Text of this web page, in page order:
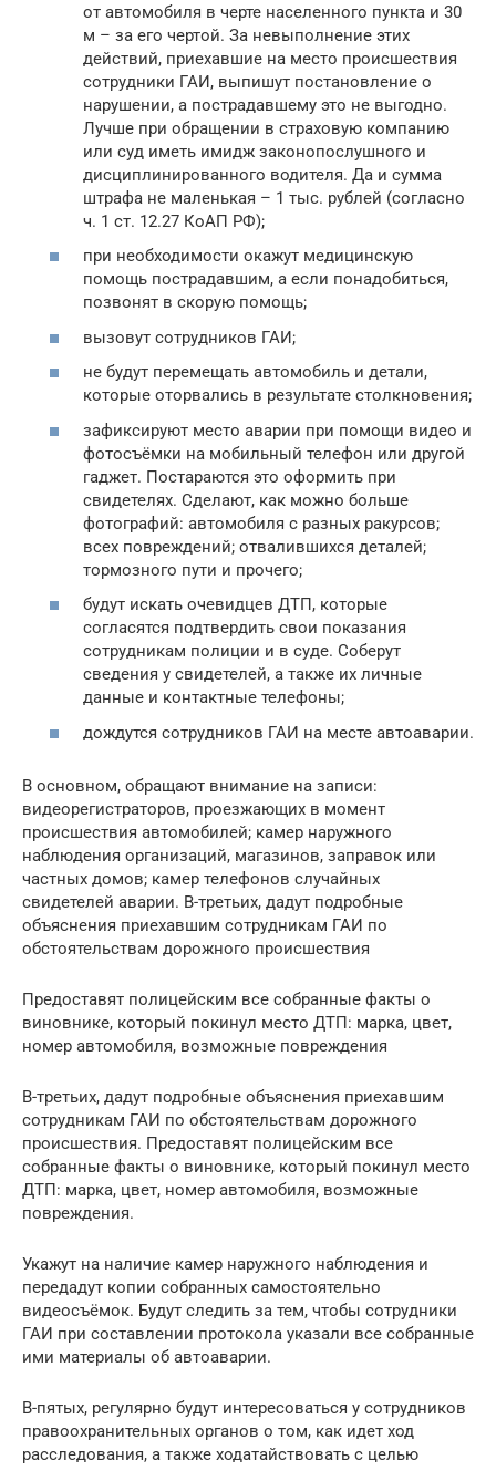
от автомобиля в черте населенного пункта и 30
м – за его чертой. За невыполнение этих
действий, приехавшие на место происшествия
сотрудники ГАИ, выпишут постановление о
нарушении, а пострадавшему это не выгодно.
Лучше при обращении в страховую компанию
или суд иметь имидж законопослушного и
дисциплинированного водителя. Да и сумма
штрафа не маленькая – 1 тыс. рублей (согласно
ч. 1 ст. 12.27 КоАП РФ);
при необходимости окажут медицинскую
помощь пострадавшим, а если понадобиться,
позвонят в скорую помощь;
вызовут сотрудников ГАИ;
не будут перемещать автомобиль и детали,
которые оторвались в результате столкновения;
зафиксируют место аварии при помощи видео и
фотосъёмки на мобильный телефон или другой
гаджет. Постараются это оформить при
свидетелях. Сделают, как можно больше
фотографий: автомобиля с разных ракурсов;
всех повреждений; отвалившихся деталей;
тормозного пути и прочего;
будут искать очевидцев ДТП, которые
согласятся подтвердить свои показания
сотрудникам полиции и в суде. Соберут
сведения у свидетелей, а также их личные
данные и контактные телефоны;
дождутся сотрудников ГАИ на месте автоаварии.
В основном, обращают внимание на записи:
видеорегистраторов, проезжающих в момент
происшествия автомобилей; камер наружного
наблюдения организаций, магазинов, заправок или
частных домов; камер телефонов случайных
свидетелей аварии. В-третьих, дадут подробные
объяснения приехавшим сотрудникам ГАИ по
обстоятельствам дорожного происшествия
Предоставят полицейским все собранные факты о
виновнике, который покинул место ДТП: марка, цвет,
номер автомобиля, возможные повреждения
В-третьих, дадут подробные объяснения приехавшим
сотрудникам ГАИ по обстоятельствам дорожного
происшествия. Предоставят полицейским все
собранные факты о виновнике, который покинул место
ДТП: марка, цвет, номер автомобиля, возможные
повреждения.
Укажут на наличие камер наружного наблюдения и
передадут копии собранных самостоятельно
видеосъёмок. Будут следить за тем, чтобы сотрудники
ГАИ при составлении протокола указали все собранные
ими материалы об автоаварии.
В-пятых, регулярно будут интересоваться у сотрудников
правоохранительных органов о том, как идет ход
расследования, а также ходатайствовать с целью